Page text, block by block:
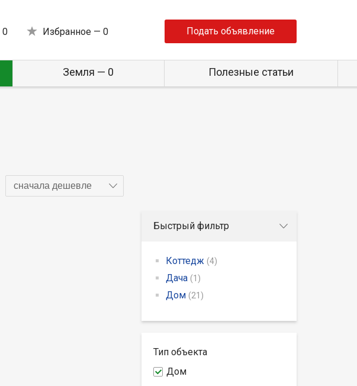
0 Избранное — 0 Подать объявление
Земля — 0 Полезные статьи
сначала дешевле
Быстрый фильтр
Коттедж (4)
Дача (1)
Дом (21)
Тип объекта
Дом